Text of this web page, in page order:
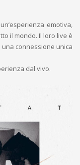
emotiva,
il mondo. Il loro live è
connessione unica
dal vivo.